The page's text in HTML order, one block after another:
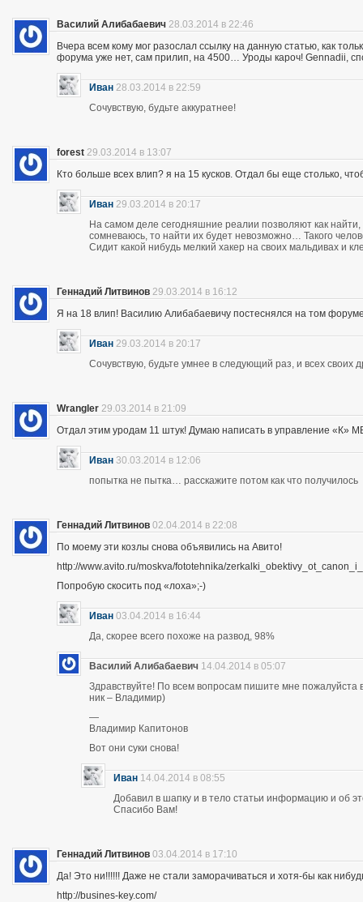
Василий Алибабаевич 28.03.2014 в 22:46
Вчера всем кому мог разослал ссылку на данную статью, как
форума уже нет, сам прилип, на 4500… Уроды кароч! Gennadii,
Иван 28.03.2014 в 22:59
Сочувствую, будьте аккуратнее!
forest 29.03.2014 в 13:07
Кто больше всех влип? я на 15 кусков. Отдал бы еще столько,
Иван 29.03.2014 в 20:17
На самом деле сегодняшние реалии позволяют как
сомневаюсь, то найти их будет невозможно… Такого
Сидит какой нибудь мелкий хакер на своих мальдивах и
Геннадий Литвинов 29.03.2014 в 16:12
Я на 18 влип! Василию Алибабаевичу постеснялся на том
Иван 29.03.2014 в 20:17
Сочувствую, будьте умнее в следующий раз, и всех своих
Wrangler 29.03.2014 в 21:09
Отдал этим уродам 11 штук! Думаю написать в управление «К»
Иван 30.03.2014 в 12:06
попытка не пытка… расскажите потом как что получилось
Геннадий Литвинов 02.04.2014 в 22:08
По моему эти козлы снова объявились на Авито!
http://www.avito.ru/moskva/fototehnika/
Попробую скосить под «лоха»;-)
Иван 03.04.2014 в 16:44
Да, скорее всего похоже на развод, 98%
Василий Алибабаевич 14.04.2014 в 05:07
Здравствуйте! По всем вопросам пишите мне
ник – Владимир)
—
Владимир Капитонов
Вот они суки снова!
Иван 14.04.2014 в 08:55
Добавил в шапку и в тело статьи информацию и об
Спасибо Вам!
Геннадий Литвинов 03.04.2014 в 17:10
Да! Это ни!!!!!! Даже не стали заморачиваться и хотя-бы как
http://busines-key.com/